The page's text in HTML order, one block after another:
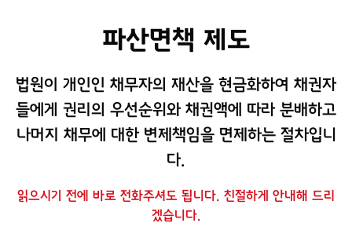
파산면책 제도
법원이 개인인 채무자의 재산을 현금화하여 채권자
들에게 권리의 우선순위와 채권액에 따라 분배하고
나머지 채무에 대한 변제책임을 면제하는 절차입니
다.
읽으시기 전에 바로 전화주셔도 됩니다. 친절하게 안내해 드리
겠습니다.